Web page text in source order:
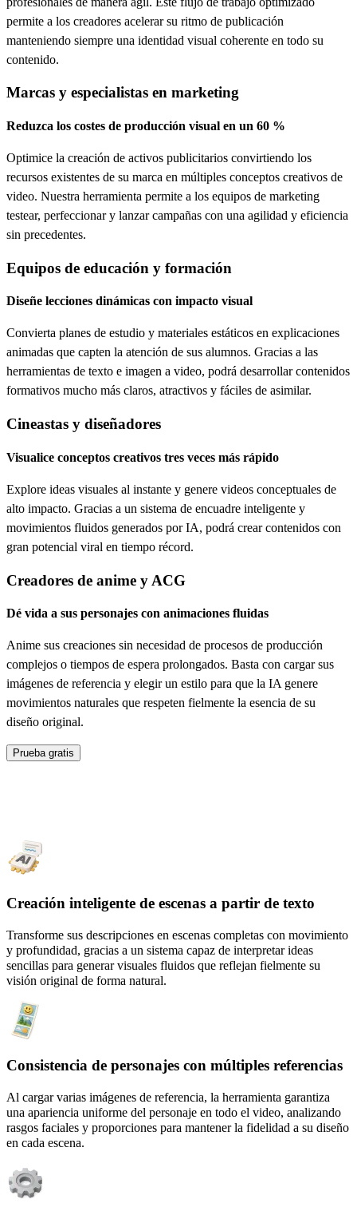
permite a los creadores acelerar su ritmo de publicación
manteniendo siempre una identidad visual coherente en todo su
contenido.
Marcas y especialistas en marketing
Reduzca los costes de producción visual en un 60 %
Optimice la creación de activos publicitarios convirtiendo los
recursos existentes de su marca en múltiples conceptos creativos de
video. Nuestra herramienta permite a los equipos de marketing
testear, perfeccionar y lanzar campañas con una agilidad y eficiencia
sin precedentes.
Equipos de educación y formación
Diseñe lecciones dinámicas con impacto visual
Convierta planes de estudio y materiales estáticos en explicaciones
animadas que capten la atención de sus alumnos. Gracias a las
herramientas de texto e imagen a video, podrá desarrollar contenidos
formativos mucho más claros, atractivos y fáciles de asimilar.
Cineastas y diseñadores
Visualice conceptos creativos tres veces más rápido
Explore ideas visuales al instante y genere videos conceptuales de
alto impacto. Gracias a un sistema de encuadre inteligente y
movimientos fluidos generados por IA, podrá crear contenidos con
gran potencial viral en tiempo récord.
Creadores de anime y ACG
Dé vida a sus personajes con animaciones fluidas
Anime sus creaciones sin necesidad de procesos de producción
complejos o tiempos de espera prolongados. Basta con cargar sus
imágenes de referencia y elegir un estilo para que la IA genere
movimientos naturales que respeten fielmente la esencia de su
diseño original.
Prueba gratis
Creación inteligente de escenas a partir de texto
Transforme sus descripciones en escenas completas con movimiento
y profundidad, gracias a un sistema capaz de interpretar ideas
sencillas para generar visuales fluidos que reflejan fielmente su
visión original de forma natural.
Consistencia de personajes con múltiples referencias
Al cargar varias imágenes de referencia, la herramienta garantiza
una apariencia uniforme del personaje en todo el video, analizando
rasgos faciales y proporciones para mantener la fidelidad a su diseño
en cada escena.